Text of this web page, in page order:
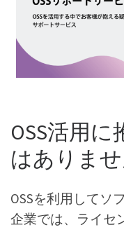
OSS活用
はありま
OSSを利用してソ
企業では、ライセ